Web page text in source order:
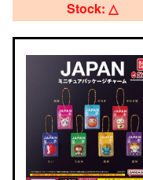
Stock: △